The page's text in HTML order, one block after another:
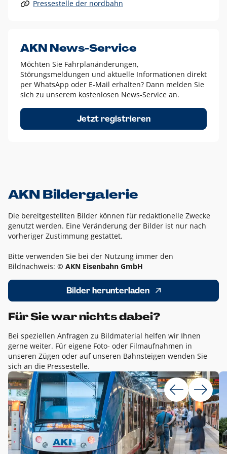
Alle anderen Logo-Varianten dürfen nur in Ausnahmefällen
Diese Ausnahmen sind zum Beispiel:
dem AKN Blau,
weißes Logo auf Fotohintergründen,
schwarzes Logo für reine Schwarz-Weiß-Umsetzungen
Um das Logo herum muss ein Schutzraum von jeweils einer
Höhe bzw. Breite des N aus AKN in alle Richtungen
Pressestelle der nordbahn
AKN News-Service
Möchten Sie Fahrplanänderungen,
Störungsmeldungen und aktuelle Informationen direkt
per WhatsApp oder E-Mail erhalten? Dann melden Sie
sich zu unserem kostenlosen News-Service an.
Jetzt registrieren
AKN Bildergalerie
Die bereitgestellten Bilder können für redaktionelle Zwecke
genutzt werden. Eine Veränderung der Bilder ist nur nach
vorheriger Zustimmung gestattet.
Bitte verwenden Sie bei der Nutzung immer den
Bildnachweis: © AKN Eisenbahn GmbH
Bilder herunterladen
Für Sie war nichts dabei?
Bei speziellen Anfragen zu Bildmaterial helfen wir Ihnen
gerne weiter. Für eigene Foto- oder Filmaufnahmen in
unseren Zügen oder auf unseren Bahnsteigen wenden Sie
sich an die Pressestelle.